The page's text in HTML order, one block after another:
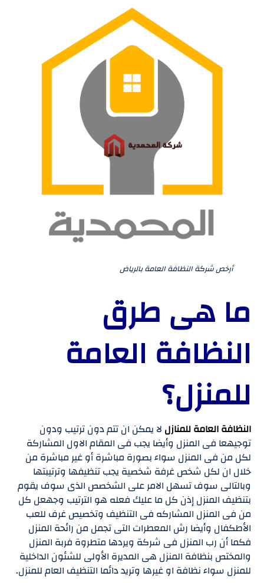
أرخص شركة النظافة العامة بالرياض
ما هى طرق
النظافة العامة
للمنزل؟
النظافة العامة للمنازل لا يمكن ان تتم دون ترتيب ودون
توجيهعا فى المنزل وأيضا يجب فى المقام الاول المشاركة
لكل من فى المنزل سواء بصورة مباشرة أو غير مباشرة من
خلال ان لكل شخص غرفة شخصية يجب تنظيفها وترتيبتها
وبالتالى سوف تسهل الامر على الشخصص الذى سوف يقوم
بتنظيف المنزل إذن كل ما عليك فعله هو الترتيب وجهعل كل
من فى المنزل المشاركه فى التنظيف وتخصيص غرف للعب
الأطكفال وأيضا رش المعطرات التى تجمل من رائحة المنزل
فكما أن رب المنزل فى شركة ويردها متطروة فربة المنزل
والمختص بنظافة المنزل هى المديرة الأولى للشئون الداخلية
للمنزل سواء نظافة او غيرها وتريد دائما التنظيف العام للمنزل.